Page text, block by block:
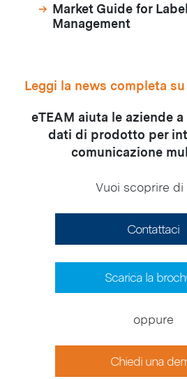
Market Guide for
Management
Leggi la news completa su
eTEAM aiuta le aziende
dati di prodotto per
comunicazione
Vuoi scoprire di
Contattaci
Scarica la
oppure
Chiedi una